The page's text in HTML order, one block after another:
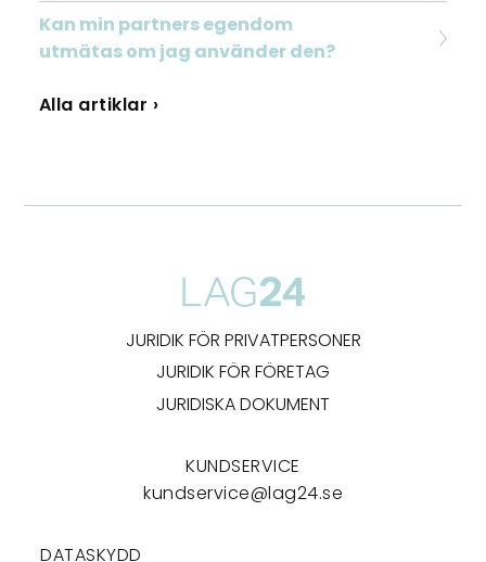
Kan min partners egendom
utmätas om jag använder den?
Alla artiklar ›
JURIDIK FÖR PRIVATPERSONER
JURIDIK FÖR FÖRETAG
JURIDISKA DOKUMENT
KUNDSERVICE
kundservice@lag24.se
DATASKYDD